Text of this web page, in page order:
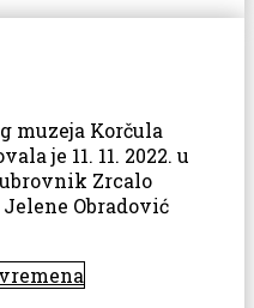
muzeja Korčula
je 11. 11. 2022. u
Zrcalo
Obradović